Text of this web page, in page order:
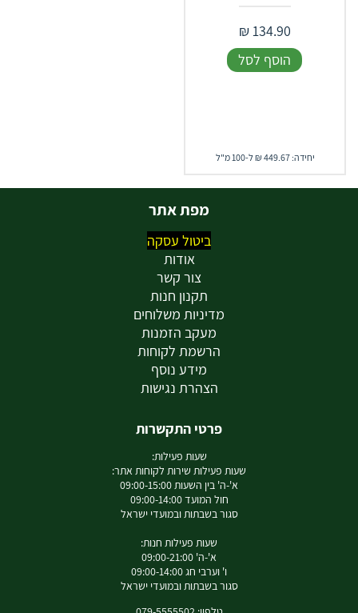
134.90
₪
הוסף לסל
יחידה: 449.67 ₪ ל-100 מ"ל
מפת אתר
ביטול עסקה
אודות
צור קשר
תקנון חנות
מדיניות משלוחים
מעקב הזמנות
הרשמת לקוחות
מידע נוסף
הצהרת נגישות
פרטי התקשרות
שעות פעילות:
שעות פעילות שירות לקוחות אתר:
א'-ה' בין השעות 09:00-15:00
חול המועד 09:00-14:00
סגור בשבתות ובמועדי ישראל
שעות פעילות חנות:
א'-ה' 09:00-21:00
ו' וערבי חג 09:00-14:00
סגור בשבתות ובמועדי ישראל